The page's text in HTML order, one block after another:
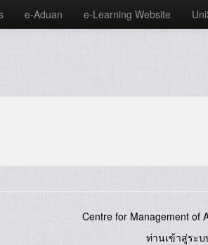
e-Aduan e-Learning Website
Centre for Management of
ท่านเข้าสู่ระ